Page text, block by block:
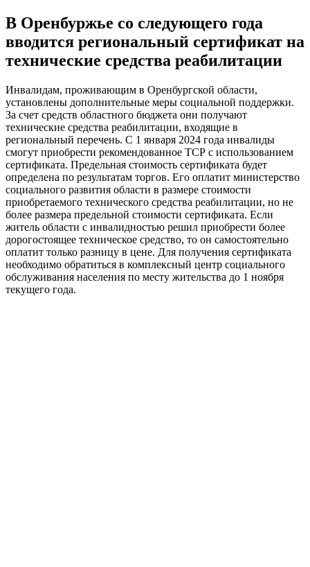
В Оренбуржье со следующего года
вводится региональный сертификат на
технические средства реабилитации
Инвалидам, проживающим в Оренбургской области,
установлены дополнительные меры социальной поддержки.
За счет средств областного бюджета они получают
технические средства реабилитации, входящие в
региональный перечень. С 1 января 2024 года инвалиды
смогут приобрести рекомендованное ТСР с использованием
сертификата. Предельная стоимость сертификата будет
определена по результатам торгов. Его оплатит министерство
социального развития области в размере стоимости
приобретаемого технического средства реабилитации, но не
более размера предельной стоимости сертификата. Если
житель области с инвалидностью решил приобрести более
дорогостоящее техническое средство, то он самостоятельно
оплатит только разницу в цене. Для получения сертификата
необходимо обратиться в комплексный центр социального
обслуживания населения по месту жительства до 1 ноября
текущего года.